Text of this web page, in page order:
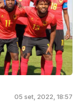
05 set, 2022, 18:57